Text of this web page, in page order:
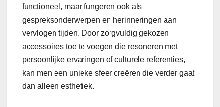
functioneel, maar fungeren ook als
gespreksonderwerpen en herinneringen aan
vervlogen tijden. Door zorgvuldig gekozen
accessoires toe te voegen die resoneren met
persoonlijke ervaringen of culturele referenties,
kan men een unieke sfeer creëren die verder gaat
dan alleen esthetiek.